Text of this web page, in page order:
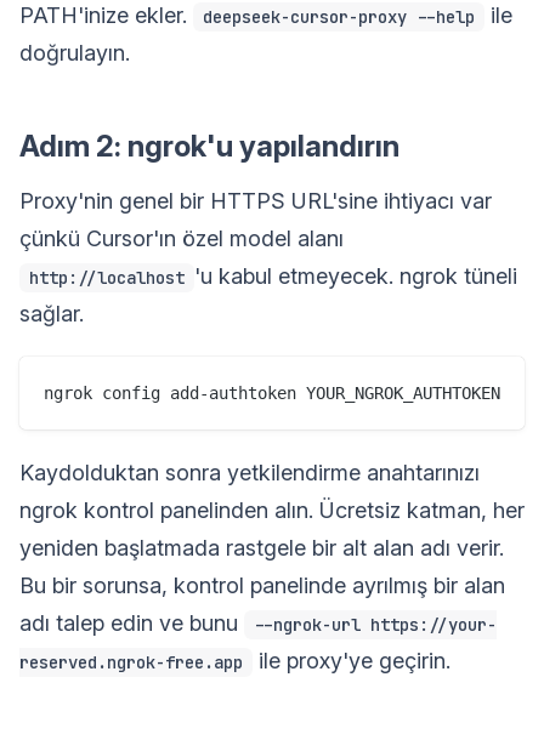
PATH'inize ekler.
deepseek-cursor-proxy --help
ile
doğrulayın.
Adım 2: ngrok'u yapılandırın
Proxy'nin genel bir HTTPS URL'sine ihtiyacı var
çünkü Cursor'ın özel model alanı
http://localhost 'u kabul etmeyecek. ngrok tüneli
sağlar.
Kaydolduktan sonra yetkilendirme anahtarınızı
ngrok kontrol panelinden alın. Ücretsiz katman, her
yeniden başlatmada rastgele bir alt alan adı verir.
Bu bir sorunsa, kontrol panelinde ayrılmış bir alan
adı talep edin ve bunu
--ngrok-url https://your-
reserved.ngrok-free.app
ile proxy'ye geçirin.